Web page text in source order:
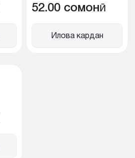
52.00 сомонӣ
Илова кардан